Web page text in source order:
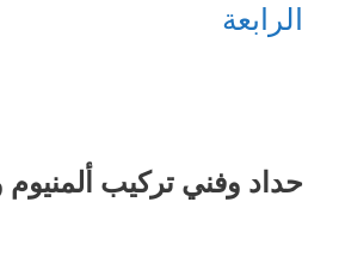
الرابعة
حداد وفني تركيب ألمنيوم